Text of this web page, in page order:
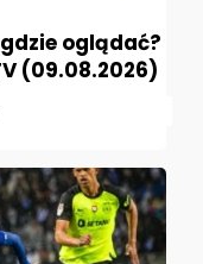
oglądać?
(09.08.2026)